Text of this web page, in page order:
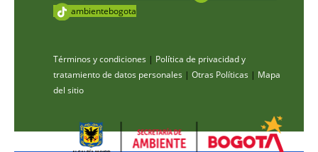
ambientebogota
Términos y condiciones | Política de privacidad y
tratamiento de datos personales | Otras Políticas | Mapa
del sitio